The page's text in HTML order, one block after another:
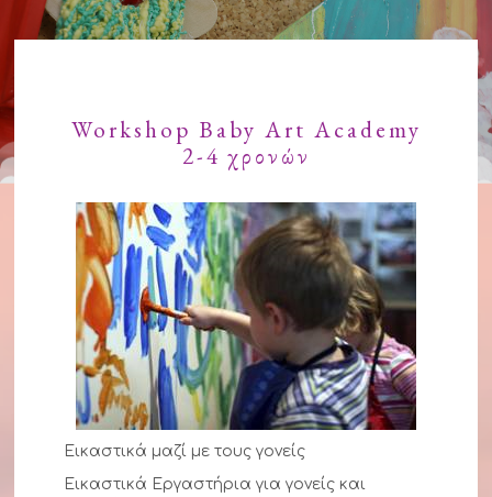
Workshop Baby Art Academy
2-4 χρονών
Εικαστικά μαζί με τους γονείς
Εικαστικά Εργαστήρια για γονείς και